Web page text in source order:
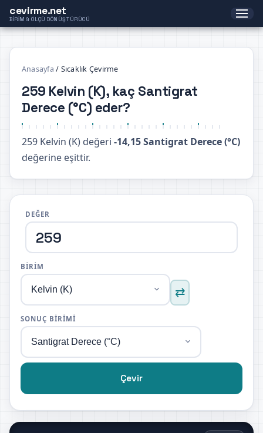
cevirme.net
BIRIM & ÖLÇÜ DÖNÜŞTÜRÜCÜ
Anasayfa / Sıcaklık Çevirme
259 Kelvin (K), kaç Santigrat
Derece (°C) eder?
259 Kelvin (K) değeri -14,15 Santigrat Derece (°C)
değerine eşittir.
DEĞER
BIRIM
⇄
SONUÇ BIRIMI
Çevir